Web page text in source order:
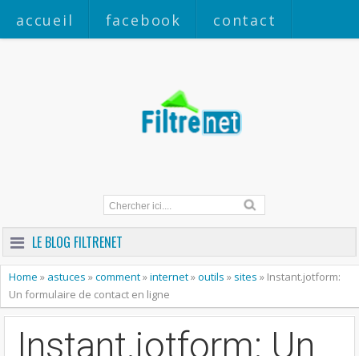
accueil facebook contact
LE BLOG FILTRENET
Home » astuces »comment»internet»outils » sites » Instant.jotform:
Un formulaire de contact en ligne
Instant.jotform: Un